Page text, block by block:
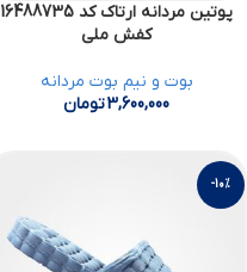
پوتین مردانه ارتاک کد 16488735
کفش ملی
بوت و نیم بوت مردانه
3,600,000تومان
-10%